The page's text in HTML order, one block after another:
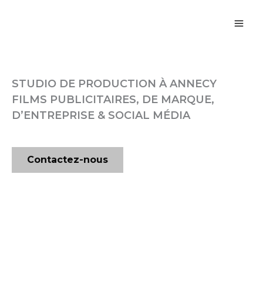
STUDIO DE PRODUCTION À ANNECY
FILMS PUBLICITAIRES, DE MARQUE,
D’ENTREPRISE & SOCIAL MÉDIA
Contactez-nous